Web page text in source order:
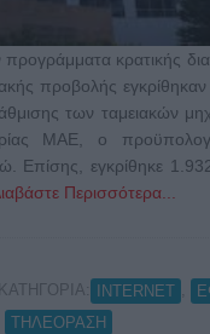
προγράμματα κρατικής
προβολής
των ταμειακών
ΜΑΕ, ο
Επίσης, εγκρίθηκε
Περισσότερα...
INTERNET
ΤΗΛΕΟΡΑΣΗ